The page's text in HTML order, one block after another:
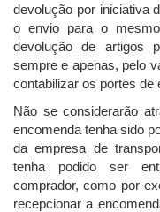
devolução por iniciativa
o envio para o
devolução de artigos
sempre e apenas, pelo
contabilizar os portes de
Não se considerarão
encomenda tenha sido
da empresa de
tenha podido ser
comprador, como por
recepcionar a